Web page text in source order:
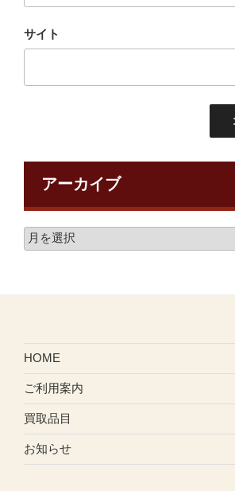
サイト
アーカイブ
HOME
ご利用案内
買取品目
お知らせ